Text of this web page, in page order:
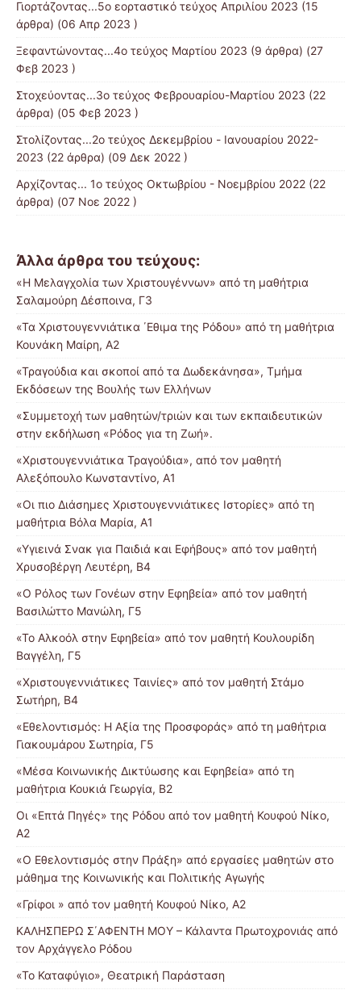
Γιορτάζοντας...5ο εορταστικό τεύχος Απριλίου 2023 (15
άρθρα) (06 Απρ 2023 )
Ξεφαντώνοντας...4ο τεύχος Μαρτίου 2023 (9 άρθρα) (27
Φεβ 2023 )
Στοχεύοντας...3ο τεύχος Φεβρουαρίου-Μαρτίου 2023 (22
άρθρα) (05 Φεβ 2023 )
Στολίζοντας...2ο τεύχος Δεκεμβρίου - Ιανουαρίου 2022-
2023 (22 άρθρα) (09 Δεκ 2022 )
Αρχίζοντας... 1ο τεύχος Οκτωβρίου - Νοεμβρίου 2022 (22
άρθρα) (07 Νοε 2022 )
Άλλα άρθρα του τεύχους:
«Η Μελαγχολία των Χριστουγέννων» από τη μαθήτρια
Σαλαμούρη Δέσποινα, Γ3
«Τα Χριστουγεννιάτικα ΄Εθιμα της Ρόδου» από τη μαθήτρια
Κουνάκη Μαίρη, Α2
«Τραγούδια και σκοποί από τα Δωδεκάνησα», Τμήμα
Εκδόσεων της Βουλής των Ελλήνων
«Συμμετοχή των μαθητών/τριών και των εκπαιδευτικών
στην εκδήλωση «Ρόδος για τη Ζωή».
«Χριστουγεννιάτικα Τραγούδια», από τον μαθητή
Αλεξόπουλο Κωνσταντίνο, Α1
«Οι πιο Διάσημες Χριστουγεννιάτικες Ιστορίες» από τη
μαθήτρια Βόλα Μαρία, Α1
«Υγιεινά Σνακ για Παιδιά και Εφήβους» από τον μαθητή
Χρυσοβέργη Λευτέρη, Β4
«Ο Ρόλος των Γονέων στην Εφηβεία» από τον μαθητή
Βασιλώττο Μανώλη, Γ5
«Το Αλκοόλ στην Εφηβεία» από τον μαθητή Κουλουρίδη
Βαγγέλη, Γ5
«Χριστουγεννιάτικες Ταινίες» από τον μαθητή Στάμο
Σωτήρη, Β4
«Εθελοντισμός: Η Αξία της Προσφοράς» από τη μαθήτρια
Γιακουμάρου Σωτηρία, Γ5
«Μέσα Κοινωνικής Δικτύωσης και Εφηβεία» από τη
μαθήτρια Κουκιά Γεωργία, Β2
Οι «Επτά Πηγές» της Ρόδου από τον μαθητή Κουφού Νίκο,
Α2
«Ο Εθελοντισμός στην Πράξη» από εργασίες μαθητών στο
μάθημα της Κοινωνικής και Πολιτικής Αγωγής
«Γρίφοι » από τον μαθητή Κουφού Νίκο, Α2
ΚΑΛΗΣΠΕΡΩ Σ΄ΑΦΕΝΤΗ ΜΟΥ – Κάλαντα Πρωτοχρονιάς από
τον Αρχάγγελο Ρόδου
«Το Καταφύγιο», Θεατρική Παράσταση